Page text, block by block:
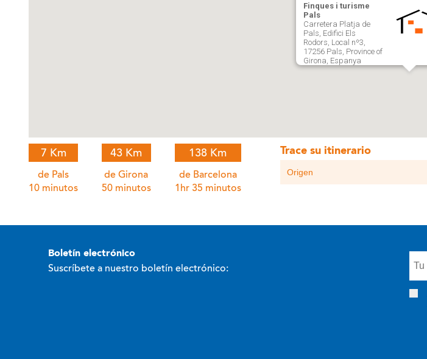
Finques i turisme
Pals
Carretera Platja de
Pals, Edifici Els
Rodors, Local nº3,
17256 Pals, Province of
Girona, Espanya
7 Km
de Pals
10 minutos
43 Km
de Girona
50 minutos
138 Km
de Barcelona
1hr 35 minutos
Trace su itinerario
boletín electrónico
Suscríbete a nuestro boletín electrónico: